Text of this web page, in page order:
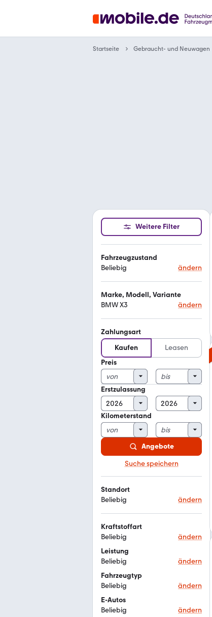
Startseite Gebraucht- und Neuwagen
Weitere Filter
Fahrzeugzustand
Beliebig
ändern
Marke, Modell, Variante
BMW X3
ändern
Zahlungsart
Kaufen
Leasen
Preis
Erstzulassung
Kilometerstand
Angebote
Suche speichern
Standort
Beliebig
ändern
Kraftstoffart
Beliebig
ändern
Leistung
Beliebig
ändern
Fahrzeugtyp
Beliebig
ändern
E-Autos
Beliebig
ändern